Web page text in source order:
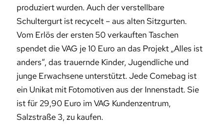
produziert wurden. Auch der verstellbare
Schultergurt ist recycelt – aus alten Sitzgurten.
Vom Erlös der ersten 50 verkauften Taschen
spendet die VAG je 10 Euro an das Projekt „Alles ist
anders“, das trauernde Kinder, Jugendliche und
junge Erwachsene unterstützt. Jede Comebag ist
ein Unikat mit Fotomotiven aus der Innenstadt. Sie
ist für 29,90 Euro im VAG Kundenzentrum,
Salzstraße 3, zu kaufen.